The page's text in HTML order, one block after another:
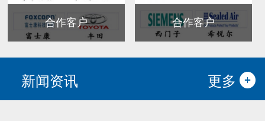
合作客户 合作客户
新闻资讯 更多